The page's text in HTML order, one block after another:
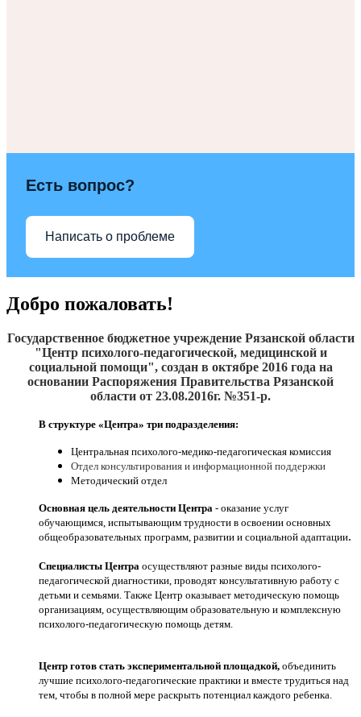
Есть вопрос?
Написать о проблеме
Добро пожаловать!
Государственное бюджетное учреждение Рязанской области
"Центр психолого-педагогической, медицинской и
социальной помощи", создан в октябре 2016года на
основании Распоряжения Правительства Рязанской
области от 23.08.2016г. №351-р.
В структуре «Центра» три подразделения:
Центральная психолого-медико-педагогическая комиссия
Отдел консультирования и информационной поддержки
Методический отдел
Основная цель деятельности Центра - оказание услуг
обучающимся, испытывающим трудности в освоении основных
общеобразовательных программ, развитии и социальной адаптации.
Специалисты Центра осуществляют разные виды психолого-
педагогической диагностики, проводят консультативную работу с
детьми и семьями. Также Центр оказывает методическую помощь
организациям, осуществляющим образовательную и комплексную
психолого-педагогическую помощь детям.
Центр готов стать экспериментальной площадкой, объединить
лучшие психолого-педагогические практики и вместе трудиться над
тем, чтобы в полной мере раскрыть потенциал каждого ребенка.